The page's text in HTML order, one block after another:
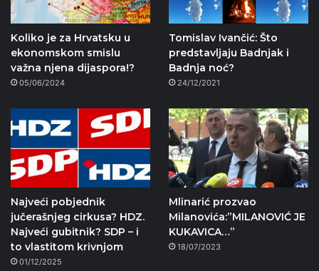
Koliko je za Hrvatsku u
ekonomskom smislu
važna njena dijaspora!?
05/06/2024
Tomislav Ivančić: Što
predstavljaju Badnjak i
Badnja noć?
24/12/2021
Najveći pobjednik
jučerašnjeg cirkusa? HDZ.
Najveći gubitnik? SDP – i
to vlastitom krivnjom
01/12/2025
Mlinarić prozvao
Milanovića:”MILANOVIĆ JE
KUKAVICA…”
18/07/2023